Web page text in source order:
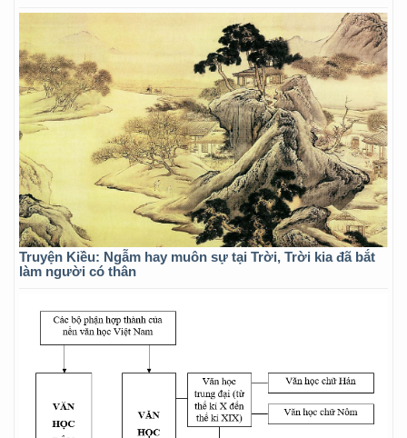
Truyện Kiều: Ngẫm hay muôn sự tại Trời, Trời kia đã bắt
làm người có thân